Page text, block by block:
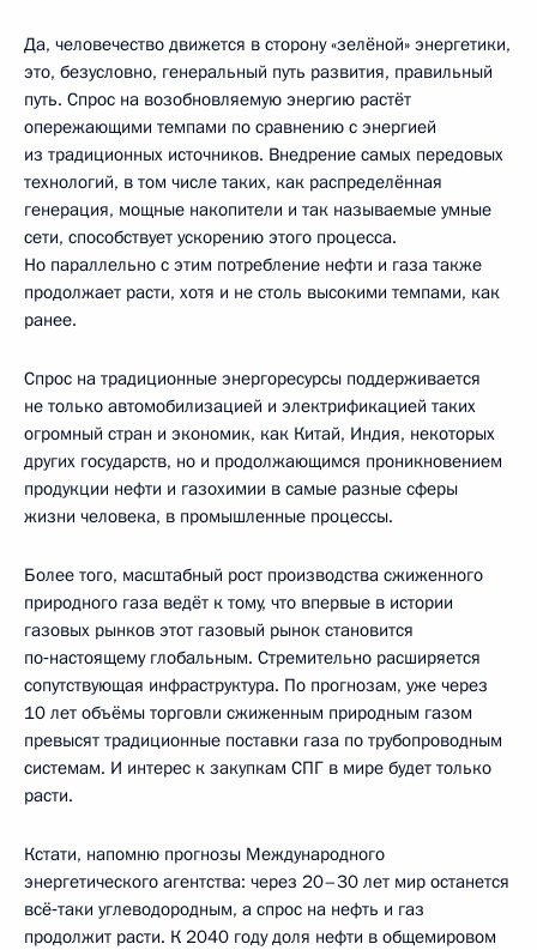
Да, человечество движется в сторону «зелёной» энергетики,
это, безусловно, генеральный путь развития, правильный
путь. Спрос на возобновляемую энергию растёт
опережающими темпами по сравнению с энергией
из традиционных источников. Внедрение самых передовых
технологий, в том числе таких, как распределённая
генерация, мощные накопители и так называемые умные
сети, способствует ускорению этого процесса.
Но параллельно с этим потребление нефти и газа также
продолжает расти, хотя и не столь высокими темпами, как
ранее.
Спрос на традиционные энергоресурсы поддерживается
не только автомобилизацией и электрификацией таких
огромный стран и экономик, как Китай, Индия, некоторых
других государств, но и продолжающимся проникновением
продукции нефти и газохимии в самые разные сферы
жизни человека, в промышленные процессы.
Более того, масштабный рост производства сжиженного
природного газа ведёт к тому, что впервые в истории
газовых рынков этот газовый рынок становится
по‑настоящему глобальным. Стремительно расширяется
сопутствующая инфраструктура. По прогнозам, уже через
10 лет объёмы торговли сжиженным природным газом
превысят традиционные поставки газа по трубопроводным
системам. И интерес к закупкам СПГ в мире будет только
расти.
Кстати, напомню прогнозы Международного
энергетического агентства: через 20–30 лет мир останется
всё‑таки углеводородным, а спрос на нефть и газ
продолжит расти. К 2040 году доля нефти в общемировом